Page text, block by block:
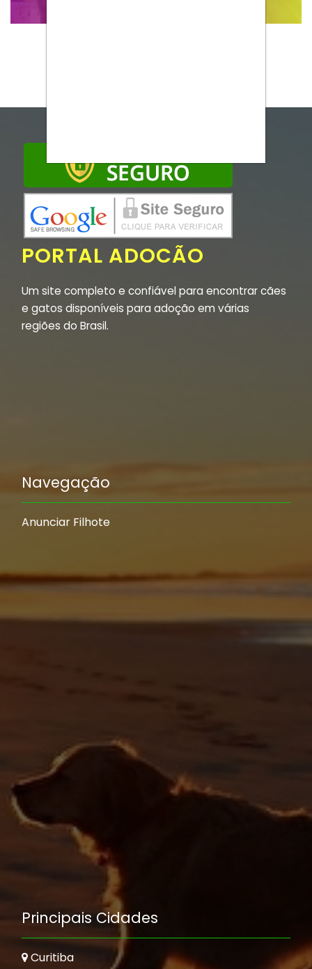
PORTAL ADOCÃO
Um site completo e confiável para encontrar cães
e gatos disponíveis para adoção em várias
regiões do Brasil.
Navegação
Anunciar Filhote
Principais Cidades
Curitiba